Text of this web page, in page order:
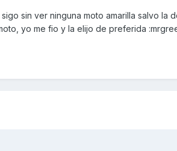
sin ver ninguna moto amarilla salvo la
yo me fio y la elijo de preferida